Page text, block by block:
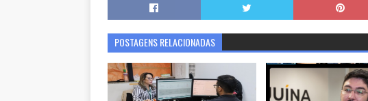
POSTAGENS RELACIONADAS